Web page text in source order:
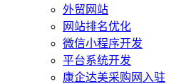
外贸网站
网站排名优化
微信小程序开发
平台系统开发
康企达美采购网入驻